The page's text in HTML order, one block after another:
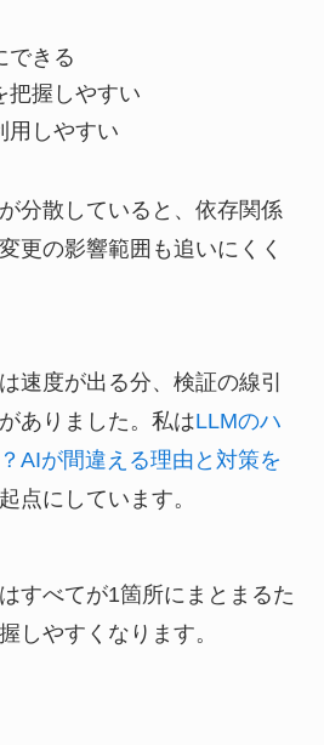
できる
把握しやすい
用しやすい
分散していると、依存関係
更の影響範囲も追いにくく
速度が出る分、検証の線引
ありました。私はLLMのハ
AIが間違える理由と対策を
点にしています。
すべてが1箇所にまとまるた
しやすくなります。